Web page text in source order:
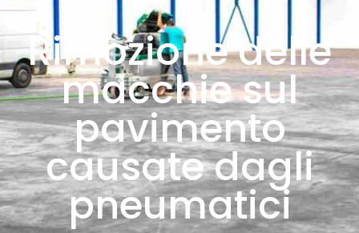
Rimozione delle
macchie sul
pavimento
causate dagli
pneumatici